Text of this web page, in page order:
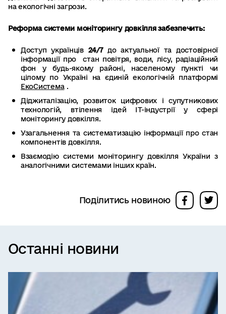
на екологічні загрози.
Реформа системи моніторингу довкілля забезпечить:
Доступ українців 24/7до актуальної та достовірної
інформації про стан повітря, води, лісу, радіаційний
фон у будь-якому районі, населеному пункті чи
цілому по Україні на єдиній екологічній платформі
ЕкоСистема .
Діджиталізацію, розвиток цифрових і супутникових
технологій, втілення ідей ІТ-індустрії у сфері
моніторингу довкілля.
Узагальнення та систематизацію інформації про стан
компонентів довкілля.
Взаємодію системи моніторингу довкілля України з
аналогічними системами інших країн.
Поділитись новиною
Останні новини